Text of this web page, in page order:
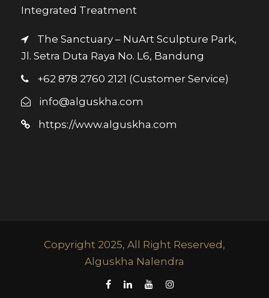
Integrated Treatment
The Sanctuary – NuArt Sculpture Park,
Jl. Setra Duta Raya No. L6, Bandung
+62 878 2760 2121 (Customer Service)
info@alguskha.com
https://www.alguskha.com
Copyright 2025, All Right Reserved,
Alguskha Nalendra